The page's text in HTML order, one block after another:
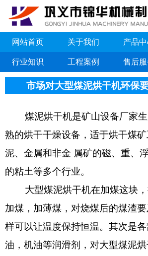
网站首页 关于我们 产品
行业知识 工程案例 售后
市场对大型煤泥烘干机环保
煤泥烘干机是矿山设备厂家生
熟的烘干干燥设备，适于烘干煤
泥、金属和非金 属矿的磁、重、
的粘土等多个行业。
大型煤泥烘干机在加煤这块，
加煤，加薄煤，对烧煤后的煤渣
样可以让温度保持恒温。其次是
油，机油等润滑剂，对大型煤泥